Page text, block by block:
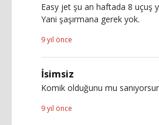
Easy jet şu an haftada 8 uçuş
Yani şaşırmana gerek yok.
9 yıl önce
İsimsiz
Komik olduğunu mu
9 yıl önce